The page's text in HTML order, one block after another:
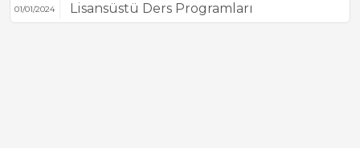
01/01/2024 Lisansüstü Ders Programları